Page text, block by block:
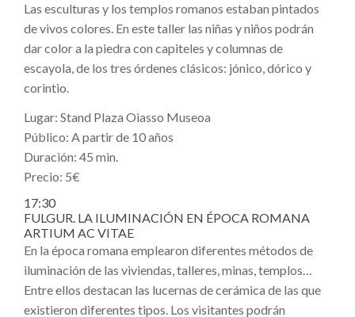
Las esculturas y los templos romanos estaban pintados
de vivos colores. En este taller las niñas y niños podrán
dar color a la piedra con capiteles y columnas de
escayola, de los tres órdenes clásicos: jónico, dórico y
corintio.
Lugar: Stand Plaza Oiasso Museoa
Público: A partir de 10 años
Duración: 45 min.
Precio: 5€
17:30
FULGUR. LA ILUMINACIÓN EN ÉPOCA ROMANA
ARTIUM AC VITAE
En la época romana emplearon diferentes métodos de
iluminación de las viviendas, talleres, minas, templos…
Entre ellos destacan las lucernas de cerámica de las que
existieron diferentes tipos. Los visitantes podrán